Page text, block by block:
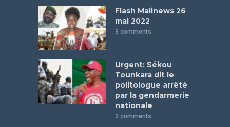
Flash Malinews 26
mai 2022
3 comments
Urgent: Sékou
Tounkara dit le
politologue arrêté
par la gendarmerie
nationale
2 comments